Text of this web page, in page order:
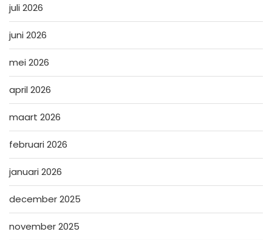
juli 2026
juni 2026
mei 2026
april 2026
maart 2026
februari 2026
januari 2026
december 2025
november 2025